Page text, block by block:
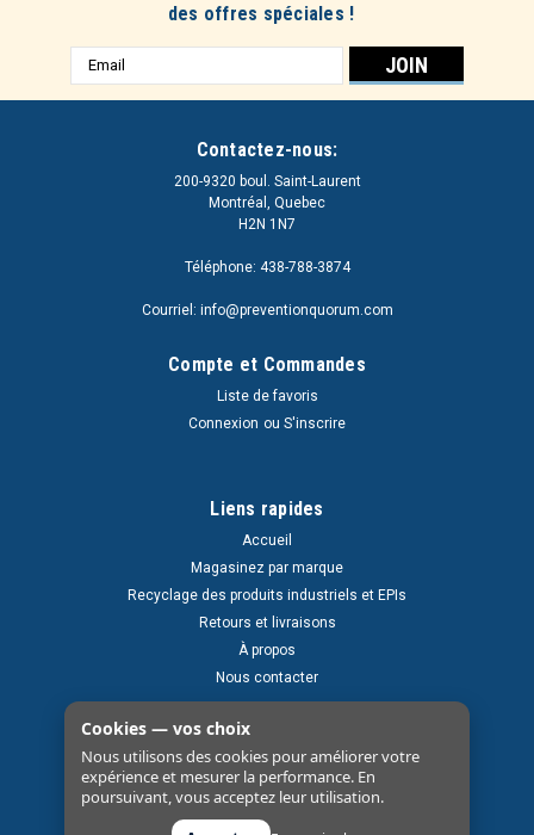
des offres spéciales !
Adresse
e-
Contactez-nous:
200-9320 boul. Saint-Laurent
Montréal, Quebec
H2N 1N7
Téléphone: 438-788-3874
Courriel: info@preventionquorum.com
Compte et Commandes
Liste de favoris
Connexion ou S'inscrire
Liens rapides
Accueil
Magasinez par marque
Recyclage des produits industriels et EPIs
Retours et livraisons
À propos
Nous contacter
Cookies — vos choix
Nous utilisons des cookies pour améliorer votre
expérience et mesurer la performance. En
poursuivant, vous acceptez leur utilisation.